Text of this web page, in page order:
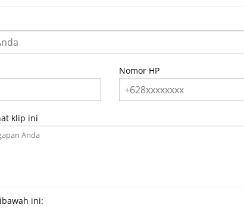
Nomor HP
klip ini
ini: